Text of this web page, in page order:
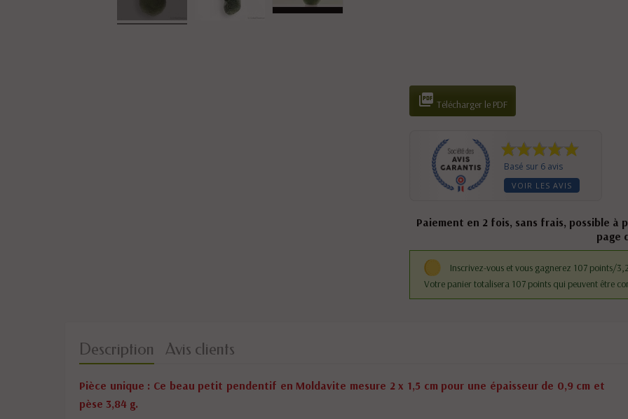
 Télécharger le PDF
Basé sur 6 avis
VOIR LES AVIS
Paiement en 2 fois, sans frais, possible
page
Inscrivez-vous et vous gagnerez 107 points/
Votre panier totalisera 107 points qui peuvent être
Description Avis clients
Pièce unique : Ce beau petit pendentif en Moldavite mesure 2 x 1,5 cm pour une épaisseur de 0,9 cm et
pèse 3,84 g.